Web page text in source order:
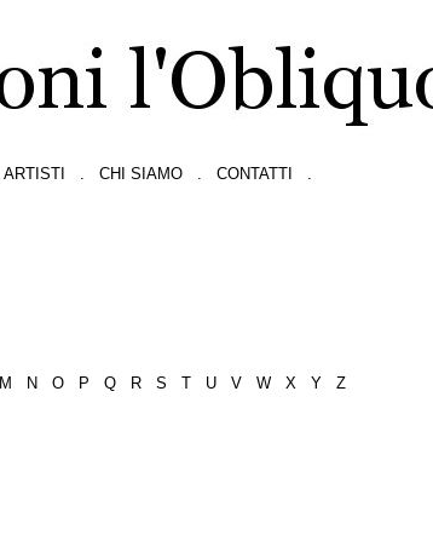
ARTISTI . CHI SIAMO . CONTATTI .
M N O P Q R S T U V W X Y Z